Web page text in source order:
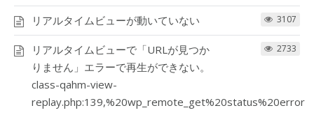
リアルタイムビューが動いていない 3107
リアルタイムビューで「URLが見つか
りません」エラーで再生ができない。
class-qahm-view-
replay.php:139,%20wp_remote_get%20status%20error
2733